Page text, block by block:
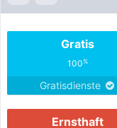
Gratis
100%
Gratisdienste
Ernsthaft